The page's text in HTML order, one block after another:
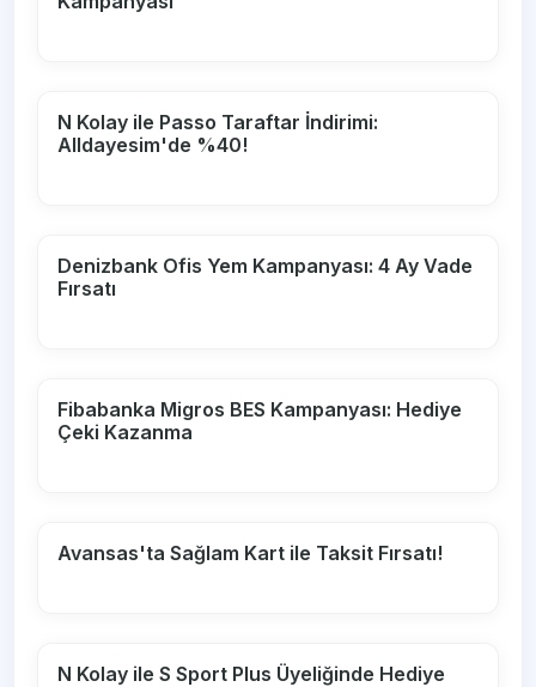
N Kolay ile Passo Taraftar İndirimi:
Alldayesim'de %40!
Denizbank Ofis Yem Kampanyası: 4 Ay Vade
Fırsatı
Fibabanka Migros BES Kampanyası: Hediye
Çeki Kazanma
Avansas'ta Sağlam Kart ile Taksit Fırsatı!
N Kolay ile S Sport Plus Üyeliğinde Hediye